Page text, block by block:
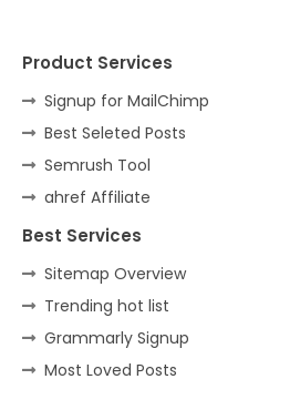
Product Services
Signup for MailChimp
Best Seleted Posts
Semrush Tool
ahref Affiliate
Best Services
Sitemap Overview
Trending hot list
Grammarly Signup
Most Loved Posts